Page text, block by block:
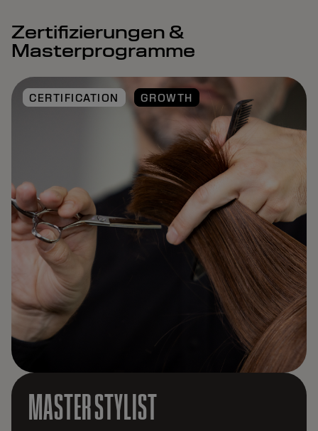
Zertifizierungen &
Masterprogramme
CERTIFICATION GROWTH
MASTER STYLIST